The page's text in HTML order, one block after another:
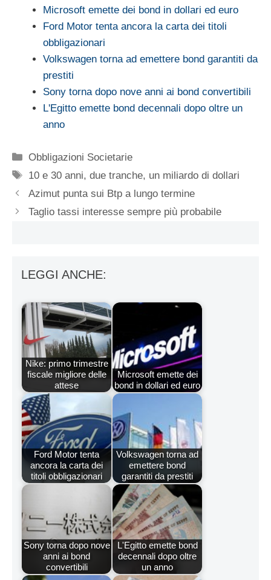
Microsoft emette dei bond in dollari ed euro
Ford Motor tenta ancora la carta dei titoli
obbligazionari
Volkswagen torna ad emettere bond garantiti da
prestiti
Sony torna dopo nove anni ai bond convertibili
L'Egitto emette bond decennali dopo oltre un
anno
Categorie
Obbligazioni Societarie
Tag
10 e 30 anni,due tranche, un miliardo di dollari
Azimut punta sui Btp a lungo termine
Taglio tassi interesse sempre più probabile
LEGGI ANCHE:
Nike: primo trimestre
fiscale migliore delle
attese
Microsoft emette dei
bond in dollari ed euro
Ford Motor tenta
ancora la carta dei
titoli obbligazionari
Volkswagen torna ad
emettere bond
garantiti da prestiti
Sony torna dopo nove
anni ai bond
convertibili
L'Egitto emette bond
decennali dopo oltre
un anno